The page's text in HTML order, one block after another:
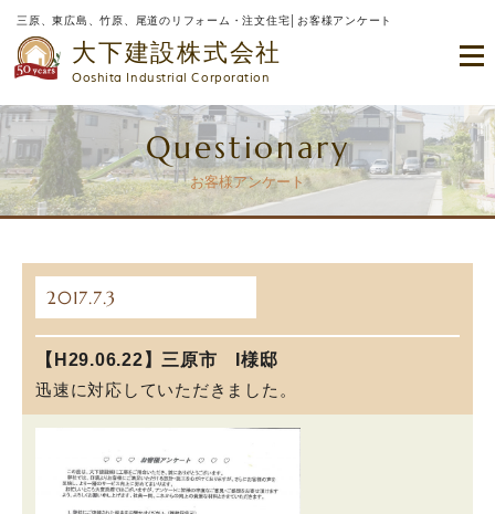
三原、東広島、竹原、尾道のリフォーム・注文住宅│お客様アンケート
大下建設株式会社
Ooshita Industrial Corporation
Questionary
お客様アンケート
2017.7.3
【H29.06.22】三原市 I様邸
迅速に対応していただきました。